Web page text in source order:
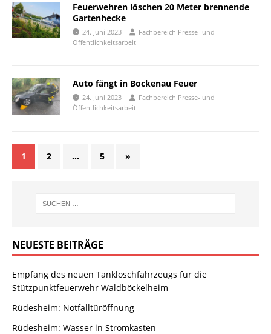
Feuerwehren löschen 20 Meter brennende
Gartenhecke
24. Juni 2023
Fachbereich Presse- und
Öffentlichkeitsarbeit
Auto fängt in Bockenau Feuer
24. Juni 2023
Fachbereich Presse- und
Öffentlichkeitsarbeit
1 2 … 5 »
NEUESTE BEITRÄGE
Empfang des neuen Tanklöschfahrzeugs für die
Stützpunktfeuerwehr Waldböckelheim
Rüdesheim: Notfalltüröffnung
Rüdesheim: Wasser in Stromkasten